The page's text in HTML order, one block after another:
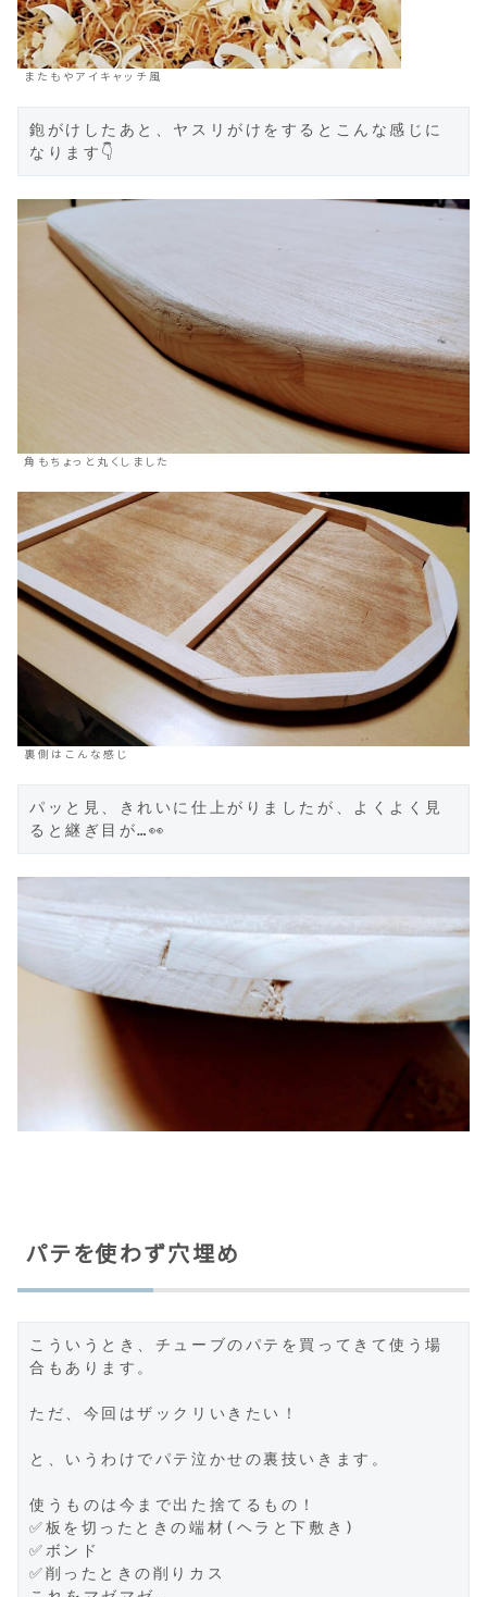
またもやアイキャッチ風
鉋がけしたあと、ヤスリがけをするとこんな感じに
なります👇
角もちょっと丸くしました
裏側はこんな感じ
パッと見、きれいに仕上がりましたが、よくよく見
ると継ぎ目が…👀
パテを使わず穴埋め
こういうとき、チューブのパテを買ってきて使う場
合もあります。
ただ、今回はザックリいきたい！
と、いうわけでパテ泣かせの裏技いきます。
使うものは今まで出た捨てるもの！
✅板を切ったときの端材(ヘラと下敷き)
✅ボンド
✅削ったときの削りカス